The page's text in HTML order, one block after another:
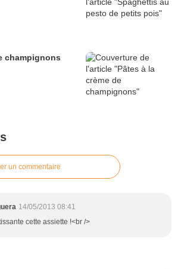
champignons
un commentaire
14/05/2013 08:41
cette assiette !<br />